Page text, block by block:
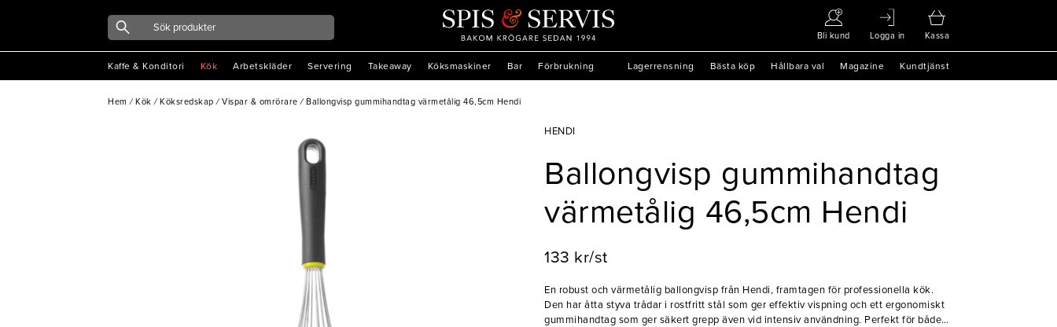
Bli kund Logga in Kassa
Kaffe & Konditori Kök Arbetskläder Servering Takeaway Köksmaskiner Bar Förbrukning Lagerrensning Bästa köp Hållbara val Magazine Kundtjänst
Hem / Kök / Köksredskap / Vispar & omrörare / Ballongvisp gummihandtag värmetålig 46,5cm Hendi
HENDI
Ballongvisp gummihandtag
värmetålig 46,5cm Hendi
133 kr/st
En robust och värmetålig ballongvisp från Hendi, framtagen för professionella kök.
Den har åtta styva trådar i rostfritt stål som ger effektiv vispning och ett ergonomiskt
gummihandtag som ger säkert grepp även vid intensiv användning. Perfekt för både